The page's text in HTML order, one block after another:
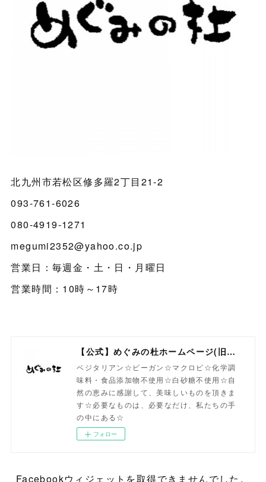
北九州市若松区修多羅2丁目21-2
093-761-6026
080-4919-1271
megumi2352@yahoo.co.jp
営業日：毎週金・土・日・月曜日
営業時間：10時～17時
【公式】めぐみの杜ホームページ(旧自然食工房）
ベジタリアン☆ビーガン☆マクロビ☆化学調
味料・食品添加物不使用☆白砂糖不使用☆自
然の恵みに感謝して、美味しいものを頂きま
す☆必要なものは、必要なだけ、私たちの手
の中にある☆
フォロー
Facebookウィジェットを取得できませんでした。